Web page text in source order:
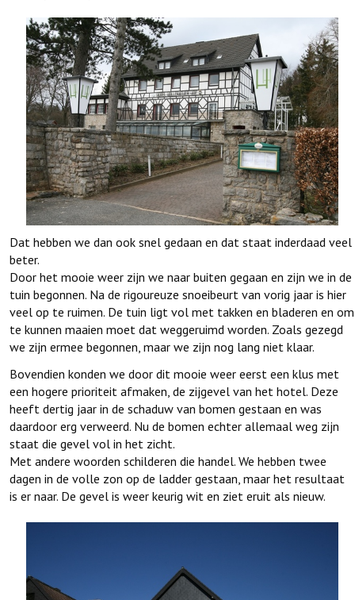
Dat hebben we dan ook snel gedaan en dat staat inderdaad veel
beter.
Door het mooie weer zijn we naar buiten gegaan en zijn we in de
tuin begonnen. Na de rigoureuze snoeibeurt van vorig jaar is hier
veel op te ruimen. De tuin ligt vol met takken en bladeren en om
te kunnen maaien moet dat weggeruimd worden. Zoals gezegd
we zijn ermee begonnen, maar we zijn nog lang niet klaar.
Bovendien konden we door dit mooie weer eerst een klus met
een hogere prioriteit afmaken, de zijgevel van het hotel. Deze
heeft dertig jaar in de schaduw van bomen gestaan en was
daardoor erg verweerd. Nu de bomen echter allemaal weg zijn
staat die gevel vol in het zicht.
Met andere woorden schilderen die handel. We hebben twee
dagen in de volle zon op de ladder gestaan, maar het resultaat
is er naar. De gevel is weer keurig wit en ziet eruit als nieuw.